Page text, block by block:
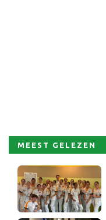
MEEST GELEZEN